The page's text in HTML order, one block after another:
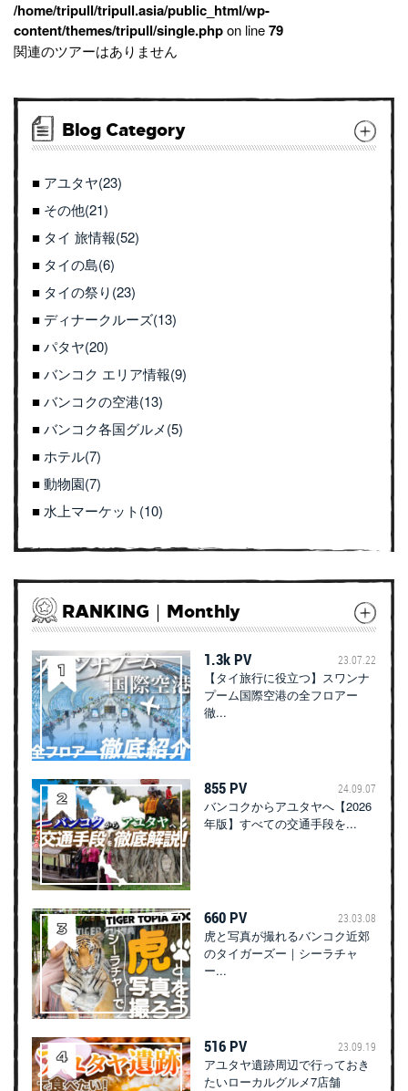
/home/tripull/tripull.asia/public_html/wp-
content/themes/tripull/single.phpon line79
関連のツアーはありません
Blog Category
アユタヤ(23)
その他(21)
タイ 旅情報(52)
タイの島(6)
タイの祭り(23)
ディナークルーズ(13)
パタヤ(20)
バンコク エリア情報(9)
バンコクの空港(13)
バンコク各国グルメ(5)
ホテル(7)
動物園(7)
水上マーケット(10)
RANKING｜Monthly
1.3k PV 23.07.22
【タイ旅行に役立つ】スワンナ
プーム国際空港の全フロアー
徹...
855 PV 24.09.07
バンコクからアユタヤへ【2026
年版】すべての交通手段を...
660 PV 23.03.08
虎と写真が撮れるバンコク近郊
のタイガーズー｜シーラチャ
ー...
516 PV 23.09.19
アユタヤ遺跡周辺で行っておき
たいローカルグルメ7店舗